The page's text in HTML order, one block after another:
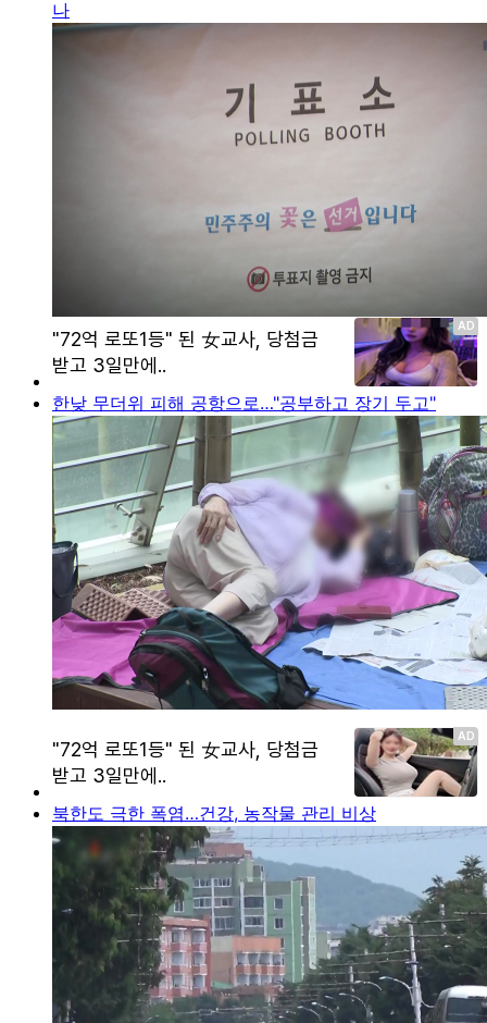
나
한낮 무더위 피해 공항으로…"공부하고 장기 두고"
북한도 극한 폭염…건강, 농작물 관리 비상